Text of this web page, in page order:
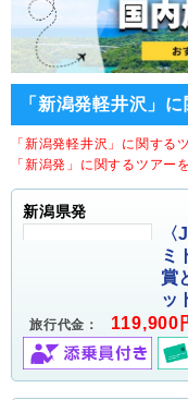
「新潟発軽井沢」
「新潟発軽井沢」に関する
「新潟発」に関するツアー
新潟県発
ミ
賞
ッ
旅行代金： 119,900